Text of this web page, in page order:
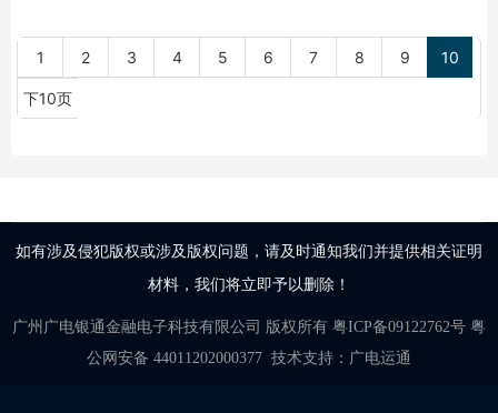
1 2 3 4 5 6 7 8 9 10
下10页
如有涉及侵犯版权或涉及版权问题，请及时通知我们并提供相关证明
材料，我们将立即予以删除！
广州广电银通金融电子科技有限公司 版权所有 粤ICP备09122762号 粤
公网安备 44011202000377 技术支持： 广电运通